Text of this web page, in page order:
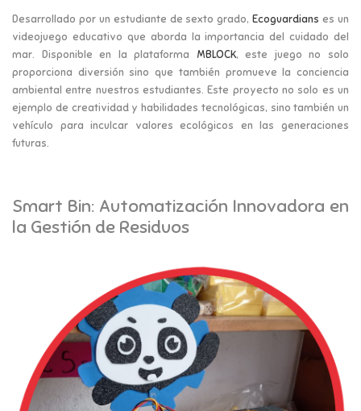
Desarrollado por un estudiante de sexto grado,Ecoguardians es un
videojuego educativo que aborda la importancia del cuidado del
mar. Disponible en la plataforma MBLOCK, este juego no solo
proporciona diversión sino que también promueve la conciencia
ambiental entre nuestros estudiantes. Este proyecto no solo es un
ejemplo de creatividad y habilidades tecnológicas, sino también un
vehículo para inculcar valores ecológicos en las generaciones
futuras.
Smart Bin: Automatización Innovadora en
la Gestión de Residuos